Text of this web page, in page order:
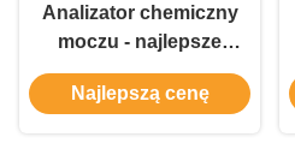
Analizator chemiczny
moczu - najlepsze
rozwiązanie dla
profesjonalistów
Najlepszą cenę